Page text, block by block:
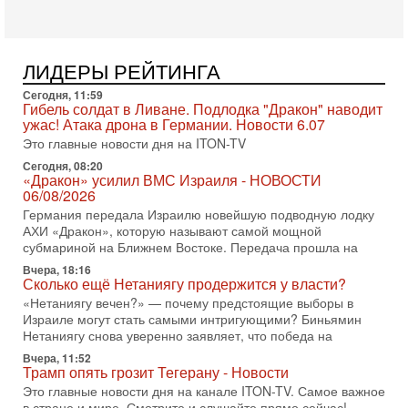
31-07-2026, 09:02
Битва за разоружение ХАМАСа - НОВОСТИ
31/07/2026
Сегодня президент США Дональд Трамп заявил о
достижении исторического соглашения о полном
разоружении ХАМАСа и других вооруженных группировок в
30-07-2026, 17:59
Иран доведет Трампа до крайних мер? Разбор и
оценка от военного обозревателя Давида Шарпа
Ситуация вокруг противостояния Ирана и США накаляется
с каждым днем. Почему Трамп в самый последний момент
отменил решение о нанесении тяжелых ударов
30-07-2026, 16:54
Покупатель авиакомпании «Аркия» намерен
запретить полеты по субботам!
Вокруг возможной продажи авиакомпании «Аркия»
разгорается громкий конфликт.
30-07-2026, 08:16
Трамп готовит удар по Ирану - НОВОСТИ 30/07/2026
ЛИДЕРЫ РЕЙТИНГА
Сегодня, 11:59
Гибель солдат в Ливане. Подлодка "Дракон" наводит
ужас! Атака дрона в Германии. Новости 6.07
Это главные новости дня на ITON-TV
Сегодня, 08:20
«Дракон» усилил ВМС Израиля - НОВОСТИ
06/08/2026
Германия передала Израилю новейшую подводную лодку
АХИ «Дракон», которую называют самой мощной
субмариной на Ближнем Востоке. Передача прошла на
Вчера, 18:16
Сколько ещё Нетаниягу продержится у власти?
«Нетаниягу вечен?» — почему предстоящие выборы в
Израиле могут стать самыми интригующими? Биньямин
Нетаниягу снова уверенно заявляет, что победа на
Вчера, 11:52
Трамп опять грозит Тегерану - Новости
Это главные новости дня на канале ITON-TV. Самое важное